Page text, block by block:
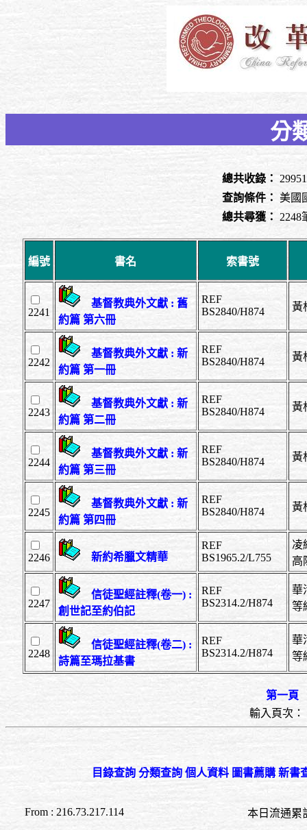
分
總共收錄：
查詢條件： 美國
總共尋獲： 2248
編號 書名 索書號
2241
基督教典外文獻 : 舊
約篇 第六冊
REF
BS2840/H874
黃
2242
基督教典外文獻 : 新
約篇 第一冊
REF
BS2840/H874
黃
2243
基督教典外文獻 : 新
約篇 第二冊
REF
BS2840/H874
黃
2244
基督教典外文獻 : 新
約篇 第三冊
REF
BS2840/H874
黃
2245
基督教典外文獻 : 新
約篇 第四冊
REF
BS2840/H874
黃
2246 新約希臘文精華
REF
BS1965.2/L755
凌
高
2247
信徒聖經註釋(卷一) :
創世記至約伯記
REF
BS2314.2/H874
華
等
2248
信徒聖經註釋(卷二) :
詩篇至瑪拉基書
REF
BS2314.2/H874
華
等
第一頁
輸入頁次：
目錄查詢 分類查詢 個人資料 圖書薦購 新書
From : 216.73.217.114 本日流通累計